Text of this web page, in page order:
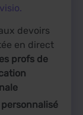
visio.
devoirs
en direct
profs de
personnalisé